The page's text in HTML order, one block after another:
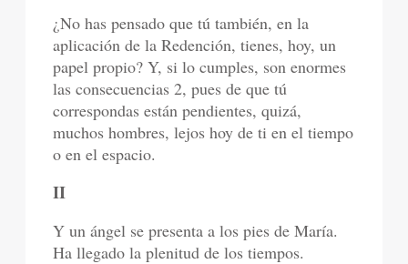
¿No has pensado que tú también, en la
aplicación de la Redención, tienes, hoy, un
papel propio? Y, si lo cumples, son enormes
las consecuencias 2, pues de que tú
correspondas están pendientes, quizá,
muchos hombres, lejos hoy de ti en el tiempo
o en el espacio.
II
Y un ángel se presenta a los pies de María.
Ha llegado la plenitud de los tiempos.